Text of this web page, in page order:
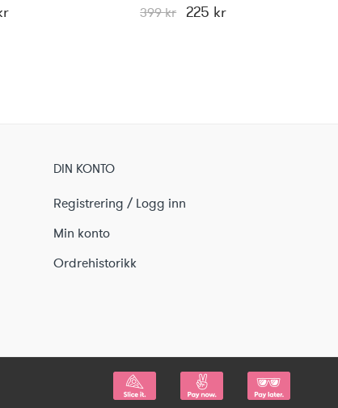
399kr Opprinnelig
225 krNåværende
DIN KONTO
Registrering / Logg inn
Min konto
Ordrehistorikk